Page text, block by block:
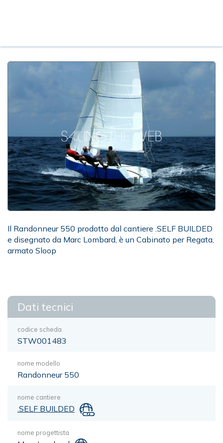
Il Randonneur 550 prodotto dal cantiere .SELF BUILDED
e disegnato da Marc Lombard, è un Cabinato per Regata,
armato Sloop
Dati tecnici
codice scheda
STW001483
nome modello
Randonneur 550
nome cantiere
.SELF BUILDED
nome progettista